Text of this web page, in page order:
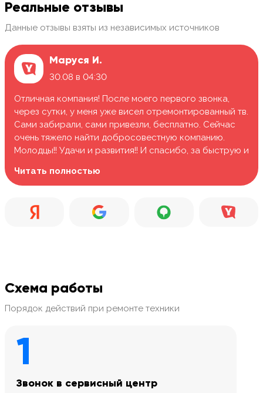
Реальные отзывы
Данные отзывы взяты из независимых источников
Маруся И.
30.08 в 04:30
Отличная компания! После моего первого звонка,
через сутки, у меня уже висел отремонтированный тв.
Сами забирали, сами привезли, бесплатно. Сейчас
очень тяжело найти добросовестную компанию.
Молодцы!! Удачи и развития!! И спасибо, за быструю и
Читать полностью
Схема работы
Порядок действий при ремонте техники
1
Звонок в сервисный центр